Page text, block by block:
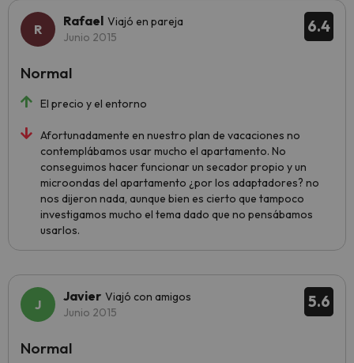
6.4
Rafael Viajó en pareja
Junio 2015
El precio y el entorno
Afortunadamente en nuestro plan de vacaciones no
contemplábamos usar mucho el apartamento. No
conseguimos hacer funcionar un secador propio y un
microondas del apartamento ¿por los adaptadores? no
nos dijeron nada, aunque bien es cierto que tampoco
investigamos mucho el tema dado que no pensábamos
usarlos.
Normal
5.6
Javier Viajó con amigos
Junio 2015
Normal